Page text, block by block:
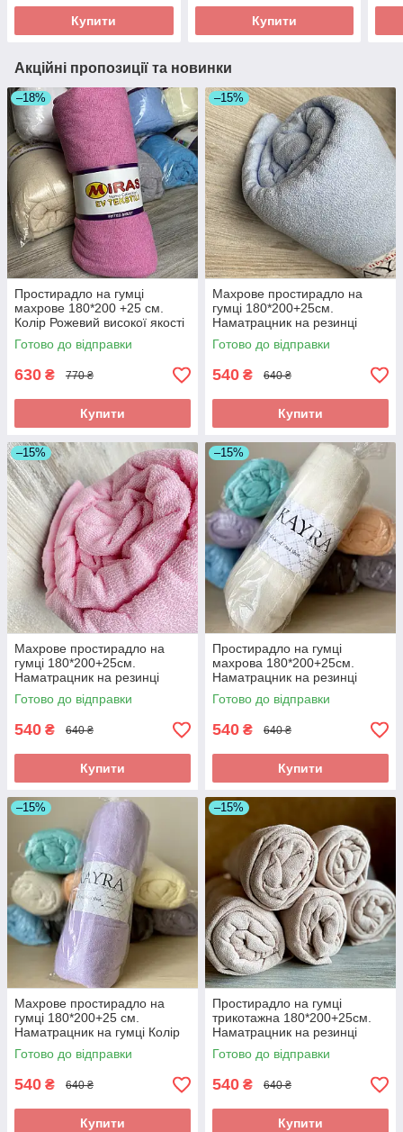
Купити Купити
Акційні пропозиції та новинки
–18%
Простирадло на гумці
махрове 180*200 +25 см.
Колір Рожевий високої якості
Готово до відправки
630 ₴ 770 ₴
Купити
–15%
Махрове простирадло на
гумці 180*200+25см.
Наматрацник на резинці
Колір - Блакитний
Готово до відправки
540 ₴ 640 ₴
Купити
–15%
Махрове простирадло на
гумці 180*200+25см.
Наматрацник на резинці
Колір - Рожевий
Готово до відправки
540 ₴ 640 ₴
Купити
–15%
Простирадло на гумці
махрова 180*200+25см.
Наматрацник на резинці
Колір - Молочний
Готово до відправки
540 ₴ 640 ₴
Купити
–15%
Махрове простирадло на
гумці 180*200+25 см.
Наматрацник на гумці Колір
— Бузковий
Готово до відправки
540 ₴ 640 ₴
Купити
–15%
Простирадло на гумці
трикотажна 180*200+25см.
Наматрацник на резинці
Колір -Капучіно
Готово до відправки
540 ₴ 640 ₴
Купити